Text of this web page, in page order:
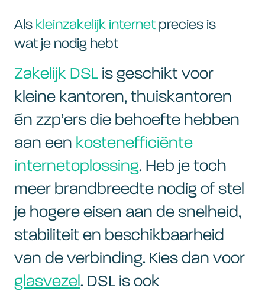
Als kleinzakelijk internet precies is
wat je nodig hebt
Zakelijk DSL is geschikt voor
kleine kantoren, thuiskantoren
én zzp’ers die behoefte hebben
aan een kostenefficiënte
internetoplossing. Heb je toch
meer brandbreedte nodig of stel
je hogere eisen aan de snelheid,
stabiliteit en beschikbaarheid
van de verbinding. Kies dan voor
glasvezel. DSL is ook